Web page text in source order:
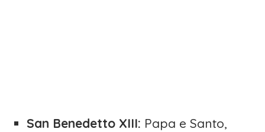
San Benedetto XIII: Papa e Santo,